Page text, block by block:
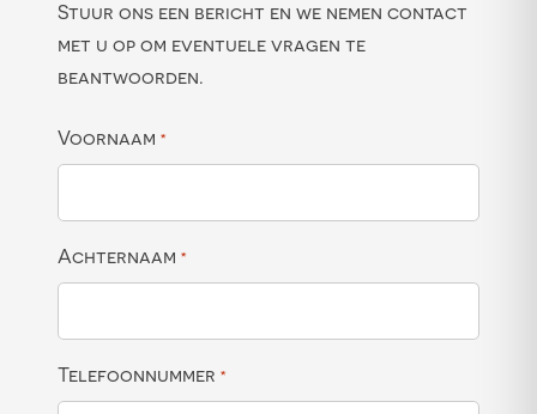
Stuur ons een bericht en we nemen contact
met u op om eventuele vragen te
beantwoorden.
Voornaam *
Achternaam *
Telefoonnummer *